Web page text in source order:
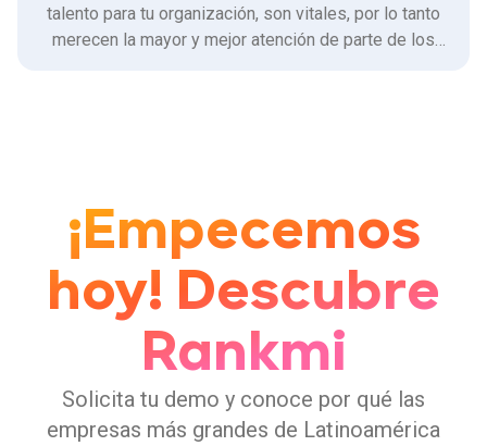
talento para tu organización, son vitales, por lo tanto
merecen la mayor y mejor atención de parte de los
¡Empecemos
hoy! Descubre
Rankmi
Solicita tu demo y conoce por qué las
empresas más grandes de Latinoamérica